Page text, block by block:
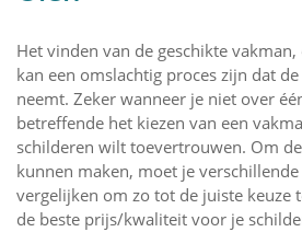
Het vinden van de geschikte
kan een omslachtig proces zijn dat
neemt. Zeker wanneer je niet over
betreffende het kiezen van een
schilderen wilt toevertrouwen. Om
kunnen maken, moet je
vergelijken om zo tot de juiste keuze
de beste prijs/kwaliteit voor je